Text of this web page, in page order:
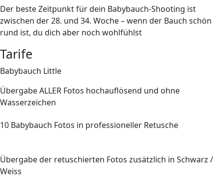
Der beste Zeitpunkt für dein Babybauch-Shooting ist
zwischen der 28. und 34. Woche – wenn der Bauch schön
rund ist, du dich aber noch wohlfühlst
Tarife
Babybauch Little
ÜbergabeALLER Fotos hochauflösend und ohne
Wasserzeichen
10 Babybauch Fotos in professioneller Retusche
Übergabe der retuschierten Fotos zusätzlich in Schwarz /
Weiss